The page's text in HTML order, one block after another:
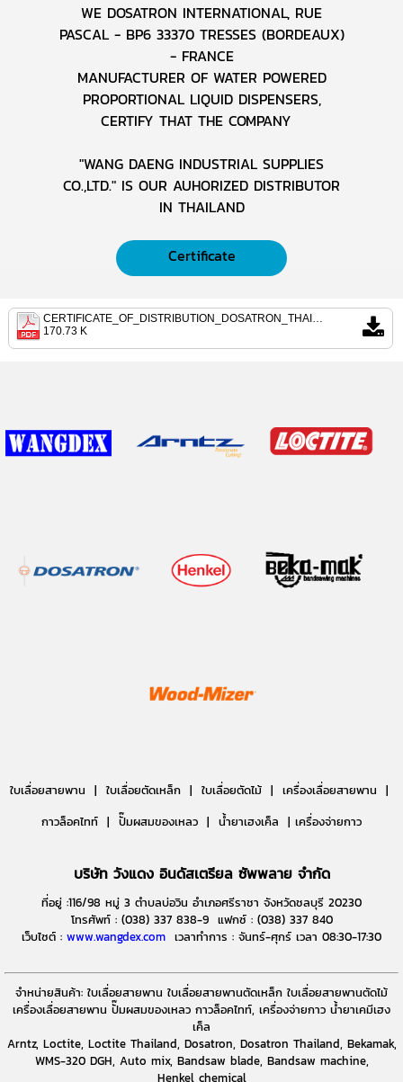
WE DOSATRON INTERNATIONAL, RUE
PASCAL - BP6 33370 TRESSES (BORDEAUX)
- FRANCE
MANUFACTURER OF WATER POWERED
PROPORTIONAL LIQUID DISPENSERS,
CERTIFY THAT THE COMPANY
"WANG DAENG INDUSTRIAL SUPPLIES
CO.,LTD." IS OUR AUHORIZED DISTRIBUTOR
IN THAILAND
Certificate
CERTIFICATE_OF_DISTRIBUTION_DOSATRON_THAILAND.pdf
170.73 K
ใบเลื่อยสายพาน | ใบเลื่อยตัดเหล็ก | ใบเลื่อยตัดไม้ | เครื่องเลื่อยสายพาน |
กาวล็อคไทท์ | ปั๊มผสมของเหลว | น้ำยาเฮงเค็ล | เครื่องจ่ายกาว
บริษัท วังแดง อินดัสเตรียล ซัพพลาย จำกัด
ที่อยู่ :116/98 หมู่ 3 ตำบลบ่อวิน อำเภอศรีราชา จังหวัดชลบุรี 20230
โทรศัพท์ : (038) 337 838-9 แฟกซ์ : (038) 337 840
เว็บไซต์ : www.wangdex.com เวลาทำการ : จันทร์-ศุกร์ เวลา 08:30-17:30
จำหน่ายสินค้า: ใบเลื่อยสายพาน ใบเลื่อยสายพานตัดเหล็ก ใบเลื่อยสายพานตัดไม้
เครื่องเลื่อยสายพาน ปั๊มผสมของเหลว กาวล็อคไทท์, เครื่องจ่ายกาว น้ำยาเคมีเฮง
เค็ล
Arntz, Loctite, Loctite Thailand, Dosatron, Dosatron Thailand, Bekamak,
WMS-320 DGH, Auto mix, Bandsaw blade, Bandsaw machine,
Henkel chemical